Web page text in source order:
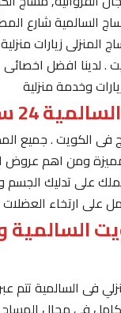
السالمية شارع
افضل اخصائى
وخدمة منزلية
24 ساعة
الكويت . جميع
ومن اهم عروض
على تدليك الجسم
على ارتخاء العضلات
السالمية
فى السالمية تتم عبر